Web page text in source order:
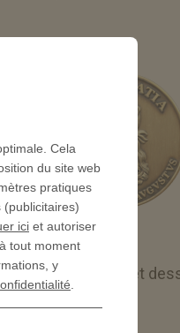
vos photos et
personnalisé.
Cela
du site web
pratiques
ici et autoriser
tout moment
y